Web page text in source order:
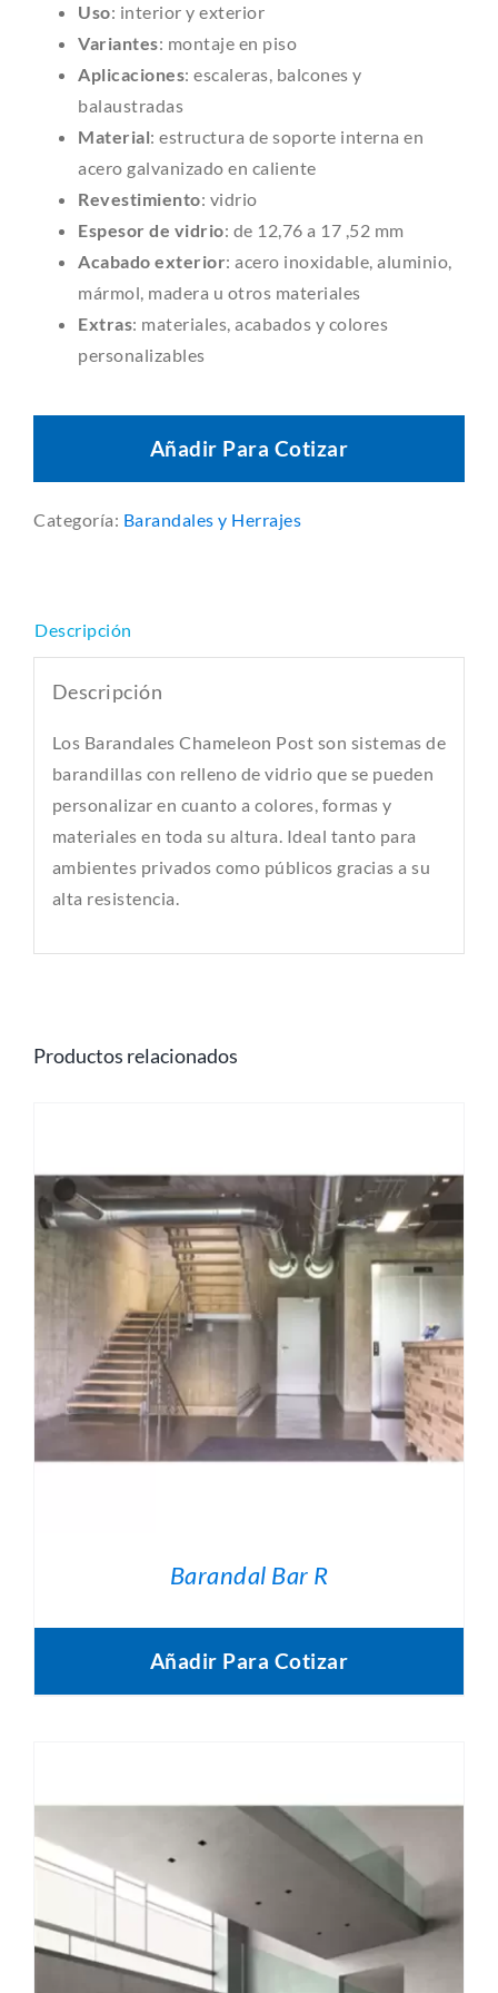
Uso: interior y exterior
Variantes: montaje en piso
Aplicaciones: escaleras, balcones y
balaustradas
Material: estructura de soporte interna en
acero galvanizado en caliente
Revestimiento: vidrio
Espesor de vidrio: de 12,76 a 17 ,52 mm
Acabado exterior: acero inoxidable, aluminio,
mármol, madera u otros materiales
Extras: materiales, acabados y colores
personalizables
Añadir Para Cotizar
Categoría: Barandales y Herrajes
Descripción
Descripción
Los Barandales Chameleon Post son sistemas de
barandillas con relleno de vidrio que se pueden
personalizar en cuanto a colores, formas y
materiales en toda su altura. Ideal tanto para
ambientes privados como públicos gracias a su
alta resistencia.
Productos relacionados
Barandal Bar R
Añadir Para Cotizar